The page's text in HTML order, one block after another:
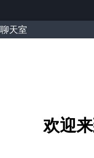
聊天室
欢迎